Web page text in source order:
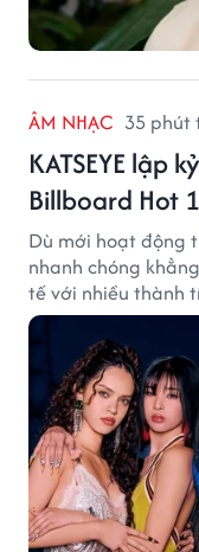
ÂM NHẠC 35 phút
KATSEYE lập
Billboard Hot
Dù mới hoạt động
nhanh chóng
tế với nhiều thành